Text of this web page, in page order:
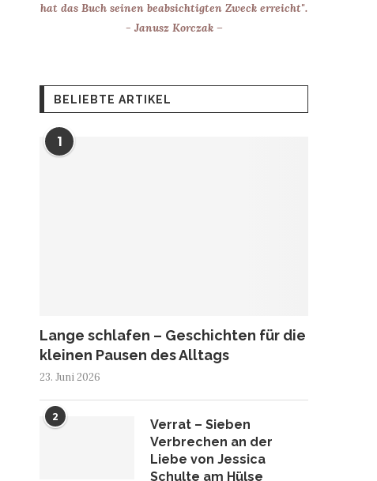
hat das Buch seinen beabsichtigten Zweck erreicht".
- Janusz Korczak –
BELIEBTE ARTIKEL
1
Lange schlafen – Geschichten für die
kleinen Pausen des Alltags
23. Juni 2026
2
Verrat – Sieben
Verbrechen an der
Liebe von Jessica
Schulte am Hülse